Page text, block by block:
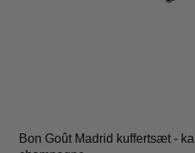
Bon Goût Madrid kuffertsæt -